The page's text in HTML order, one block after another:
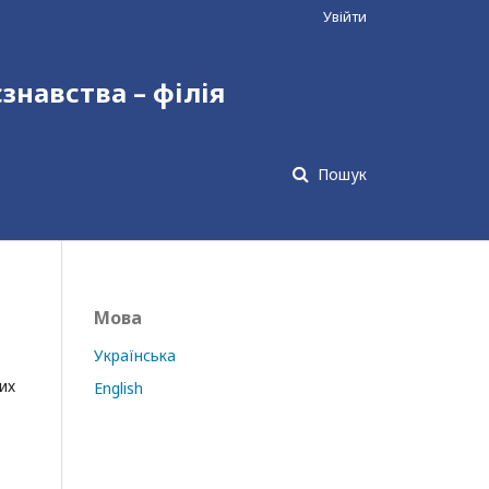
– філія
Пошук
Увійти
Мова
Українська
English